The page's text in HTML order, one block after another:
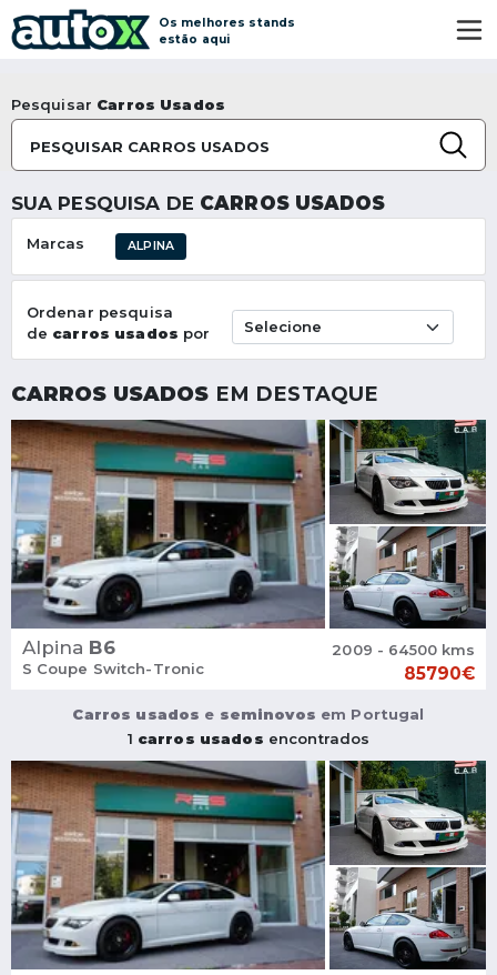
Os melhores stands
estão aqui
Pesquisar Carros Usados
PESQUISAR CARROS USADOS
SUA PESQUISA DE CARROS USADOS
Marcas ALPINA
Ordenar pesquisa
de carros usados por
CARROS USADOS EM DESTAQUE
Alpina B6
S Coupe Switch-Tronic
2009 - 64500 kms
85790€
Carros usados e seminovos em Portugal
1 carros usados encontrados